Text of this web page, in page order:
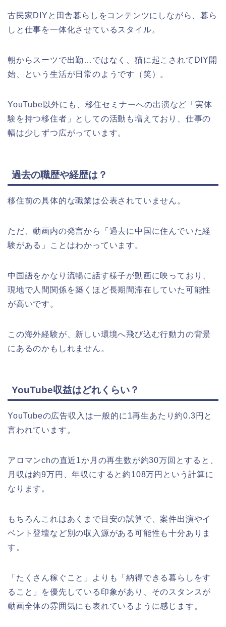
古民家DIYと田舎暮らしをコンテンツにしながら、暮ら
しと仕事を一体化させているスタイル。
朝からスーツで出勤…ではなく、猫に起こされてDIY開
始、という生活が日常のようです（笑）。
YouTube以外にも、移住セミナーへの出演など「実体
験を持つ移住者」としての活動も増えており、仕事の
幅は少しずつ広がっています。
過去の職歴や経歴は？
移住前の具体的な職業は公表されていません。
ただ、動画内の発言から「過去に中国に住んでいた経
験がある」ことはわかっています。
中国語をかなり流暢に話す様子が動画に映っており、
現地で人間関係を築くほど長期間滞在していた可能性
が高いです。
この海外経験が、新しい環境へ飛び込む行動力の背景
にあるのかもしれません。
YouTube収益はどれくらい？
YouTubeの広告収入は一般的に1再生あたり約0.3円と
言われています。
アロマンchの直近1か月の再生数が約30万回とすると、
月収は約9万円、年収にすると約108万円という計算に
なります。
もちろんこれはあくまで目安の試算で、案件出演やイ
ベント登壇など別の収入源がある可能性も十分ありま
す。
「たくさん稼ぐこと」よりも「納得できる暮らしをす
ること」を優先している印象があり、そのスタンスが
動画全体の雰囲気にも表れているように感じます。